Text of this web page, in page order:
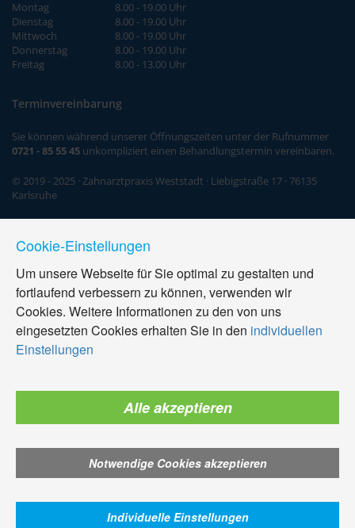
Montag
8.00 - 19.00 Uhr
Dienstag
8.00 - 19.00 Uhr
Mittwoch
8.00 - 19.00 Uhr
Donnerstag
8.00 - 19.00 Uhr
Freitag
8.00 - 13.00 Uhr
Terminvereinbarung
Sie können während unserer Öffnungszeiten unter der Rufnummer
0721 - 85 55 45 unkompliziert einen Behandlungstermin vereinbaren.
© 2019 - 2025 · Zahnarztpraxis Weststadt · Liebigstraße 17 · 76135
Karlsruhe
Cookie-Einstellungen
Um unsere Webseite für Sie optimal zu gestalten und
fortlaufend verbessern zu können, verwenden wir
Cookies. Weitere Informationen zu den von uns
eingesetzten Cookies erhalten Sie in den individuellen
Einstellungen
Alle akzeptieren
Notwendige Cookies akzeptieren
Individuelle Einstellungen